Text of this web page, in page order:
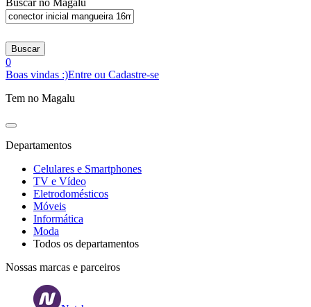
Buscar
0
Boas vindas :)Entre ou Cadastre-se
Tem no Magalu
Departamentos
Celulares e Smartphones
TV e Vídeo
Eletrodomésticos
Móveis
Informática
Moda
Todos os departamentos
Nossas marcas e parceiros